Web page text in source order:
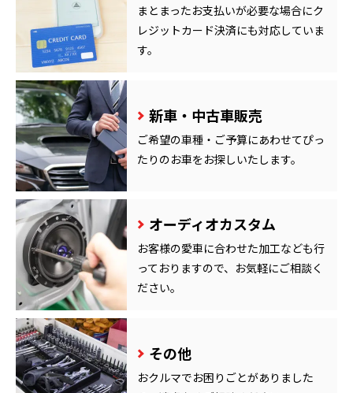
まとまったお支払いが必要な場合にク
レジットカード決済にも対応していま
す。
新車・中古車販売
ご希望の車種・ご予算にあわせてぴっ
たりのお車をお探しいたします。
オーディオカスタム
お客様の愛車に合わせた加工なども行
っておりますので、お気軽にご相談く
ださい。
その他
おクルマでお困りごとがありました